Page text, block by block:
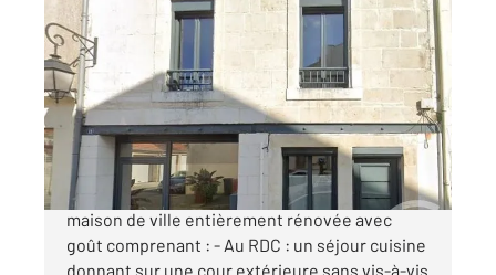
LUCON 85
67,16 m
, 4 pièces
Ref : 1409
Maison à vendre
169 600 €
Luçon - hyper centre - Venez découvrir cette
maison de ville entièrement rénovée avec
goût comprenant : - Au RDC : un séjour cuisine
donnant sur une cour extérieure sans vis-à-vis